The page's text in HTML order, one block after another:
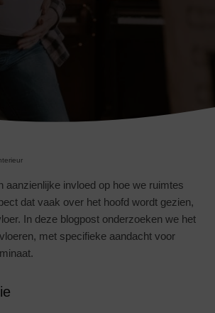
aanzienlijke invloed op hoe we ruimtes
dat vaak over het hoofd wordt gezien,
In deze blogpost onderzoeken we het
met specifieke aandacht voor